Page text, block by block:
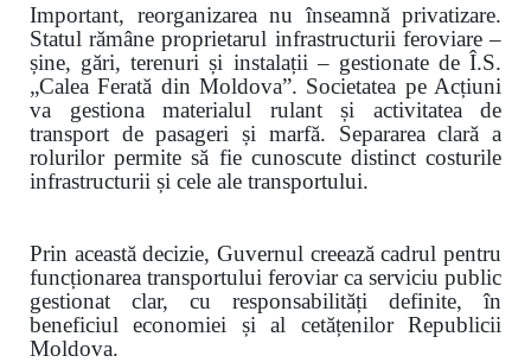
Important, reorganizarea nu înseamnă privatizare.
Statul rămâne proprietarul infrastructurii feroviare –
șine, gări, terenuri și instalații – gestionate de Î.S.
„Calea Ferată din Moldova”. Societatea pe Acțiuni
va gestiona materialul rulant și activitatea de
transport de pasageri și marfă. Separarea clară a
rolurilor permite să fie cunoscute distinct costurile
infrastructurii și cele ale transportului.
Prin această decizie, Guvernul creează cadrul pentru
funcționarea transportului feroviar ca serviciu public
gestionat clar, cu responsabilități definite, în
beneficiul economiei și al cetățenilor Republicii
Moldova.